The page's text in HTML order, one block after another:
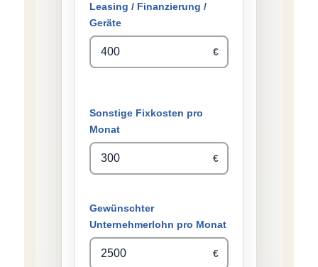
Leasing / Finanzierung /
Geräte
€
Sonstige Fixkosten pro
Monat
€
Gewünschter
Unternehmerlohn pro Monat
€